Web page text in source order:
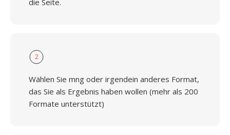
die Seite.
2
Wählen Sie mng oder irgendein anderes Format,
das Sie als Ergebnis haben wollen (mehr als 200
Formate unterstützt)